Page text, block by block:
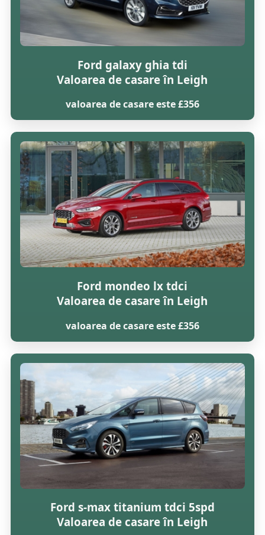
Ford galaxy ghia tdi
Valoarea de casare în Leigh
valoarea de casare este £356
Ford mondeo lx tdci
Valoarea de casare în Leigh
valoarea de casare este £356
Ford s-max titanium tdci 5spd
Valoarea de casare în Leigh